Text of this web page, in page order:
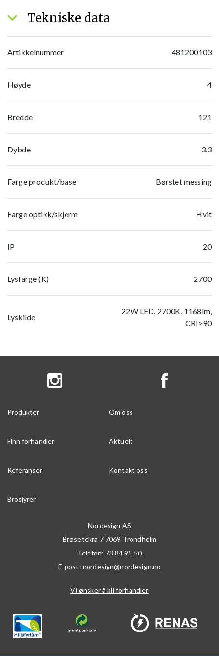
Tekniske data
Artikkelnummer 481200103
Høyde 4
Bredde 121
Dybde 3.3
Farge produkt/base Børstet messing
Farge optikk/skjerm Hvit
IP 20
Lysfarge (K) 2700
Lyskilde
22W LED, 2700K, 1168lm,
CRI>90
Produkter Om oss
Finn forhandler Aktuelt
Referanser Kontakt oss
Brosjyrer
Nordesign AS
Brøsetekra 7 7069 Trondheim
Telefon: 73 84 95 50
E-post: nordesign@nordesign.no
Vi ønsker å bli forhandler